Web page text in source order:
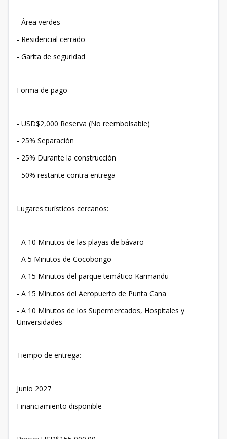
- Área verdes
- Residencial cerrado
- Garita de seguridad
Forma de pago
- USD$2,000 Reserva (No reembolsable)
- 25% Separación
- 25% Durante la construcción
- 50% restante contra entrega
Lugares turísticos cercanos:
- A 10 Minutos de las playas de bávaro
- A 5 Minutos de Cocobongo
- A 15 Minutos del parque temático Karmandu
- A 15 Minutos del Aeropuerto de Punta Cana
- A 10 Minutos de los Supermercados, Hospitales y
Universidades
Tiempo de entrega:
Junio 2027
Financiamiento disponible